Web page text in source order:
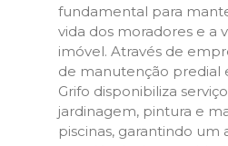
fundamental para
vida dos moradores e a
imóvel. Através de
de manutenção predial
Grifo disponibiliza
jardinagem, pintura e
piscinas, garantindo um